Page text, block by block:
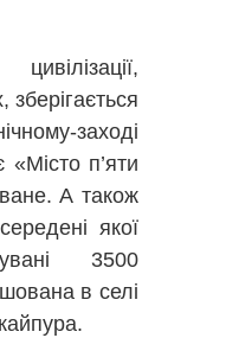
заході
п’яти
А також
якої
3500
в селі